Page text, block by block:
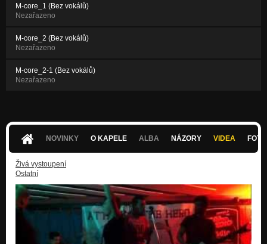
M-core_1 (Bez vokálů)
Nezařazeno
M-core_2 (Bez vokálů)
Nezařazeno
M-core_2-1 (Bez vokálů)
Nezařazeno
NOVINKY O KAPELE ALBA NÁZORY VIDEA
Živá vystoupení
Ostatní